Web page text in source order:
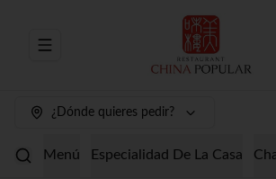
Abrir menu de navegación
¿Dónde quieres pedir?
Menú Especialidad De La Casa